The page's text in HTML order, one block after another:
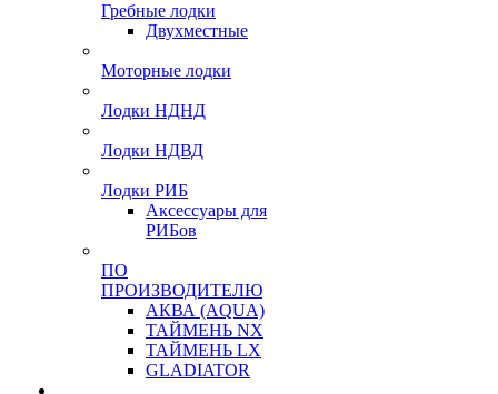
Гребные лодки
Двухместные
Моторные лодки
Лодки НДНД
Лодки НДВД
Лодки РИБ
Аксессуары для
РИБов
ПО
ПРОИЗВОДИТЕЛЮ
АКВА (AQUA)
ТАЙМЕНЬ NX
ТАЙМЕНЬ LX
GLADIATOR